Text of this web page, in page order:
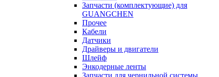
Запчасти (комплектующие) для
GUANGCHEN
Прочее
Кабели
Датчики
Драйверы и двигатели
Шлейф
Энкодерные ленты